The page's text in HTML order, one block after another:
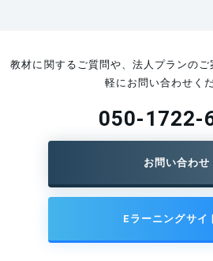
教材に関するご質問や、法人プランの
軽にお問い合わせくだ
050-1722-
お問い合わせ
Eラーニングサイ